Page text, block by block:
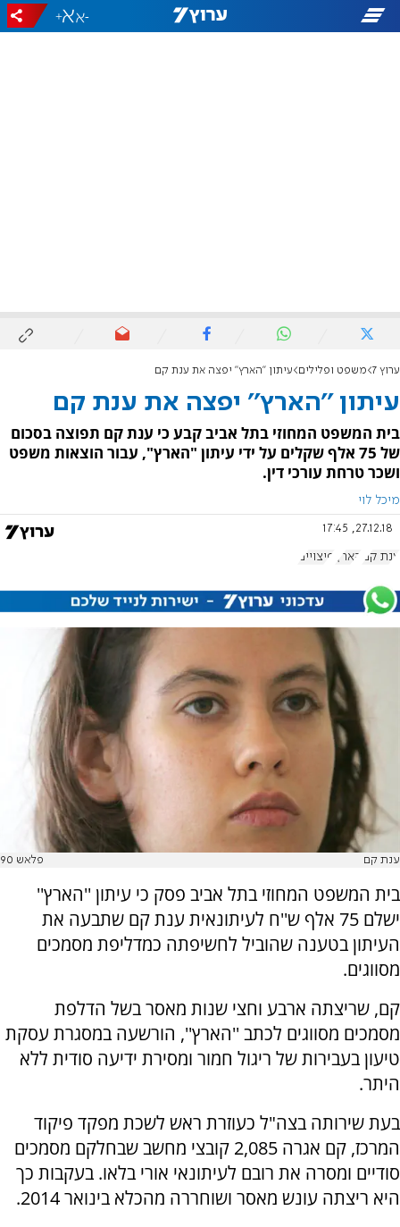
-
+
ערוץ 7 משפט ופלילים עיתון ''הארץ'' יפצה את ענת קם
עיתון ''הארץ'' יפצה את ענת קם
בית המשפט המחוזי בתל אביב קבע כי ענת קם תפוצה בסכום
של 75 אלף שקלים על ידי עיתון "הארץ", עבור הוצאות משפט
ושכר טרחת עורכי דין.
מיכל לוי
27.12.18, 17:45
ענת קם הארץ פיצויים
ענת קם פלאש 90
בית המשפט המחוזי בתל אביב פסק כי עיתון ''הארץ''
ישלם 75 אלף ש''ח לעיתונאית ענת קם שתבעה את
העיתון בטענה שהוביל לחשיפתה כמדליפת מסמכים
מסווגים.
קם, שריצתה ארבע וחצי שנות מאסר בשל הדלפת
מסמכים מסווגים לכתב ''הארץ'', הורשעה במסגרת עסקת
טיעון בעבירות של ריגול חמור ומסירת ידיעה סודית ללא
היתר.
בעת שירותה בצה"ל כעוזרת ראש לשכת מפקד פיקוד
המרכז, קם אגרה 2,085 קובצי מחשב שבחלקם מסמכים
סודיים ומסרה את רובם לעיתונאי אורי בלאו. בעקבות כך
היא ריצתה עונש מאסר ושוחררה מהכלא בינואר 2014.